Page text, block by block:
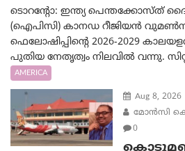
ടൊറന്റോ: ഇന്ത്യ പെന്തക്കോസ്ത്
(ഐപിസി) കാനഡ റീജിയൻ
ഫെലോഷിപ്പിന്റെ 2026-2029
പുതിയ നേതൃത്വം നിലവിൽ വന്നു.
AMERICA
Aug 8, 2026
മോൻസി
0